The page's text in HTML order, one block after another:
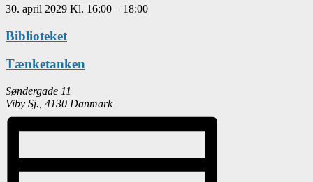
30. april 2029 Kl. 16:00 – 18:00
Biblioteket
Tænketanken
Søndergade 11
Viby Sj. 4130 Danmark